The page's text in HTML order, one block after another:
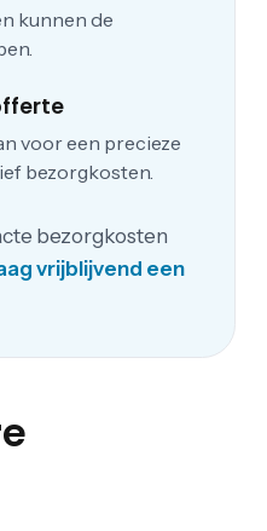
kunnen de
voor een precieze
bezorgkosten.
bezorgkosten
vrijblijvend een